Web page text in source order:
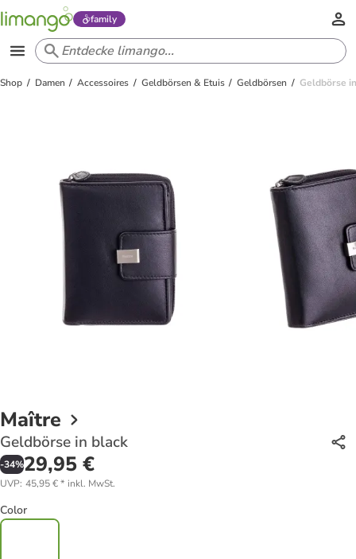
family
Shop Damen Accessoires Geldbörsen & Etuis Geldbörsen Geldbörse
Maître
Geldbörse in black
-34%29,95 €
UVP: 45,95 €* inkl. MwSt.
Color